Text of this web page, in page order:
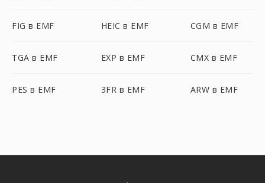
FIG в EMF HEIC в EMF CGM в EMF
TGA в EMF EXP в EMF CMX в EMF
PES в EMF 3FR в EMF ARW в EMF